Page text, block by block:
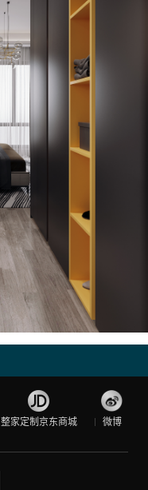
整家定制京东商城 微博